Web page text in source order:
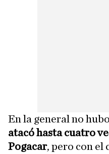
En la general no
atacó hasta cuatro
Pogacar, pero con el